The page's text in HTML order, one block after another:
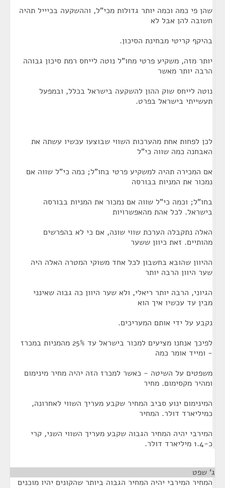
שהן פי כמה וכמה יותר גדולות מכי"ל, וההשקעה בכיייל תהיה
חשובה להן אבל לא
בהיקף קריטי מבחינת הסיכון.
יותר מזה, משקיע פרטי מחו"ל נוטה לייחס רמת סיכון גבוהה
הרבה יותר מאשר
נוטה לייחס שוק ההון להשקעה בישראל בכלל, ובמפעל
תעשייתי בישראל בפרט.
לכן לפחות אחת מהערכות השווי שבוצעו עכשיו עשתה את
האבחנה כמה שווה כי"ל
אם המכירה תהיה למשקיע פרטי בחו"ל; כמה כי"ל שווה אם
נמכור את המניות בבורסה
בחו"ל; וכמה כי"ל שווה אם נמכור את המניות בבורסה
בישראל. לכל אהת מהאפשרויות
האלה נתקבלה הערכת שווי שונה, אם כי לא בהפרשים
מהותיים. זאת כיוון ששער
ההיוון שהובא בחשבון לכל אחד משוקי המטרה האלה היה
שער היוון הרבה יותר
הגיוני, הרבה יותר ריאלי, ולא שער היוון כה גבוה שאינני
מבין עד עכשיו איך הוא
נקבע על ידי אותם המעריכים.
לפיכך אנחנו מציעים למכור בישראל עד 25% מהמניות במכרז
- ומייד אומר כמה
משפטים על השיטה - כאשר למכרז הזה יהיה מחיר מינימום
ומהיר מקסימום. מחיר
המינימום ינוע סביב המחיר שקבע מעריך השווי לאחרונה,
כמיליארד דולר. המחיר
המירבי יהיה המחיר הגבוה שקבע מעריך השווי השני, קרי
כ-1.4 מיליארד דולר.
ג' שפט
המחיר המירבי יהיה המחיר הגבוה ביותר שהקונים יהיו מוכנים